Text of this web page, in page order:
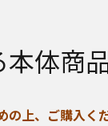
体商
上、ご購入く